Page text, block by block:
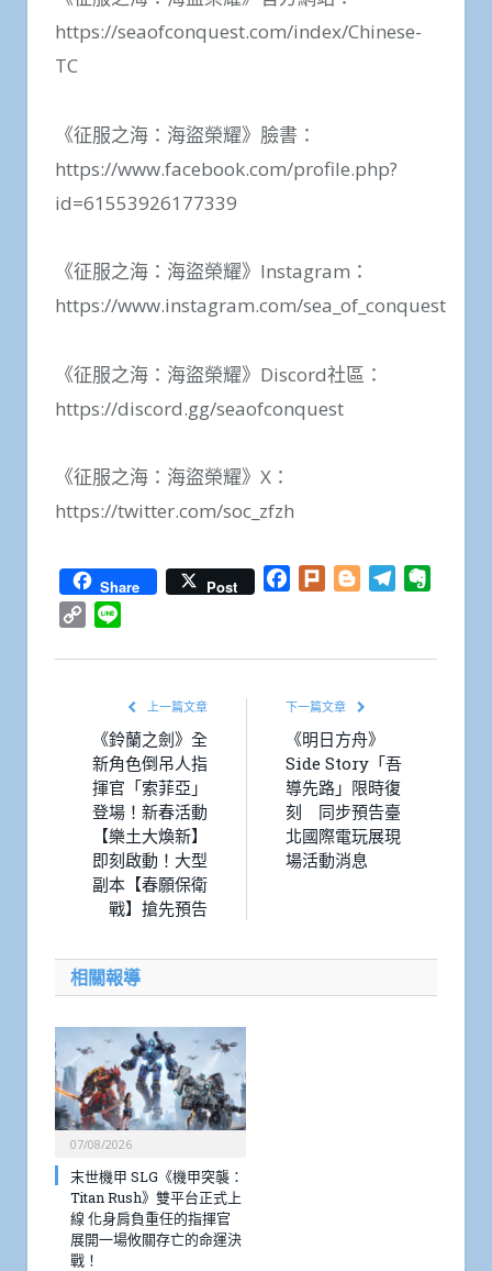
https://seaofconquest.com/index/Chinese-
TC
《征服之海：海盜榮耀》臉書：
https://www.facebook.com/profile.php?
id=61553926177339
《征服之海：海盜榮耀》Instagram：
https://www.instagram.com/sea_of_conquest
《征服之海：海盜榮耀》Discord社區：
https://discord.gg/seaofconquest
《征服之海：海盜榮耀》X：
https://twitter.com/soc_zfzh
Share Post Facebook
Plurk BloggerTelegram
Copy
上一篇文章
《鈴蘭之劍》全
新角色倒吊人指
揮官「索菲亞」
登場！新春活動
【樂土大煥新】
即刻啟動！大型
副本【春願保衛
戰】搶先預告
下一篇文章
《明日方舟》
Side Story「吾
導先路」限時復
刻 同步預告臺
北國際電玩展現
場活動消息
相關報導
07/08/2026
末世機甲 SLG《機甲突襲：
Titan Rush》雙平台正式上
線 化身肩負重任的指揮官
展開一場攸關存亡的命運決
戰！